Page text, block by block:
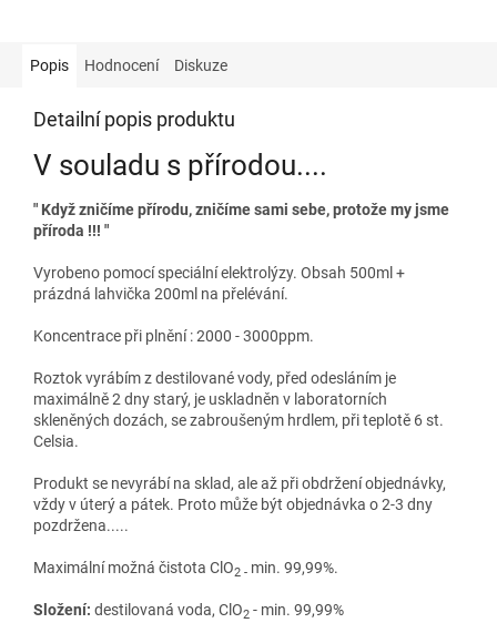
Popis Hodnocení Diskuze
Detailní popis produktu
V souladu s přírodou....
" Když zničíme přírodu, zničíme sami sebe, protože my jsme
příroda !!! "
Vyrobeno pomocí speciální elektrolýzy. Obsah 500ml +
prázdná lahvička 200ml na přelévání.
Koncentrace při plnění : 2000 - 3000ppm.
Roztok vyrábím z destilované vody, před odesláním je
maximálně 2 dny starý, je uskladněn v laboratorních
skleněných dozách, se zabroušeným hrdlem, při teplotě 6 st.
Celsia.
Produkt se nevyrábí na sklad, ale až při obdržení objednávky,
vždy v úterý a pátek. Proto může být objednávka o 2-3 dny
pozdržena.....
Maximální možná čistota ClO2 - min. 99,99%.
Složení: destilovaná voda, ClO2 - min. 99,99%